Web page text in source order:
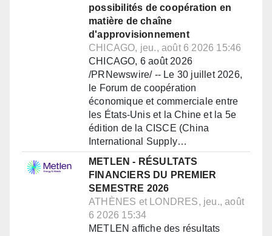
possibilités de coopération en
matière de chaîne
d'approvisionnement
CHICAGO, jeu., août 6 2026 15:46
CHICAGO, 6 août 2026
/PRNewswire/ -- Le 30 juillet 2026,
le Forum de coopération
économique et commerciale entre
les États-Unis et la Chine et la 5e
édition de la CISCE (China
International Supply…
METLEN - RÉSULTATS
FINANCIERS DU PREMIER
SEMESTRE 2026
ATHÈNES et LONDRES, jeu., août
6 2026 15:34
METLEN affiche des résultats